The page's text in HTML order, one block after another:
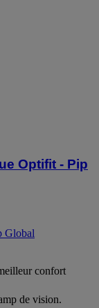
Optifit - Pip
Global
confort
de vision.